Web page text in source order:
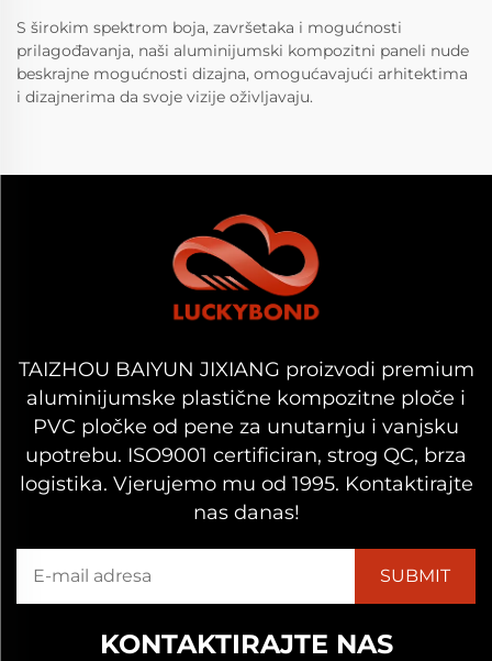
S širokim spektrom boja, završetaka i mogućnosti
prilagođavanja, naši aluminijumski kompozitni paneli nude
beskrajne mogućnosti dizajna, omogućavajući arhitektima
i dizajnerima da svoje vizije oživljavaju.
TAIZHOU BAIYUN JIXIANG proizvodi premium
aluminijumske plastične kompozitne ploče i
PVC pločke od pene za unutarnju i vanjsku
upotrebu. ISO9001 certificiran, strog QC, brza
logistika. Vjerujemo mu od 1995. Kontaktirajte
nas danas!
KONTAKTIRAJTE NAS